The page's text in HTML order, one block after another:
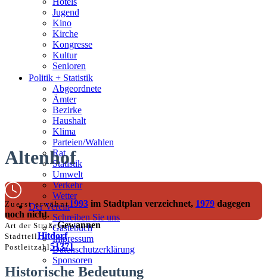
Jugend
Kino
Kirche
Kongresse
Kultur
Senioren
Stadtführer
Straßen
Politik + Statistik
Abgeordnete
Ämter
Bezirke
Haushalt
Klima
Parteien/Wahlen
Rat
Statistik
Umwelt
Verkehr
Wetter
Der Verein
Schreiben Sie uns
Gästebuch
Impressum
Datenschutzerklärung
Sponsoren
Altenhof
Zuerst erwähnt1993 im Stadtplan verzeichnet, 1979 dagegen
noch nicht.
Art der StraßeGewannen
StadtteilHitdorf
Postleitzahl51371
Historische Bedeutung